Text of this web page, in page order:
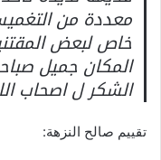
معددة من
خاص لبعض
المكان جميل
الشكر ل اصحاب
تقييم صالح النزهة: